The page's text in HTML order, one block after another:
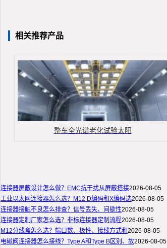
相关推荐产品
整车全光谱老化试验太阳
连接器屏蔽设计怎么做？EMC抗干扰从屏蔽搭接2026-08-05
工业以太网连接器怎么选？M12 D编码和X编码选2026-08-05
连接器接触不良怎么排查？信号丢失、间歇性2026-08-05
连接器定制厂家怎么选？非标连接器定制流程2026-08-05
M12分线盒怎么选？端口数、极性、接线方式和2026-08-05
电磁阀连接器怎么接线？Type A和Type B区别、故2026-08-05